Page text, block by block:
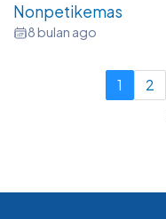
Nonpetikemas
8 bulan ago
1 2